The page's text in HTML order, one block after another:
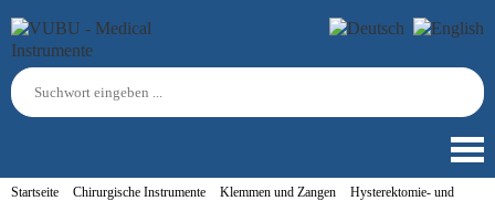
Startseite Chirurgische Instrumente Klemmen und Zangen
Hysterektomie- und